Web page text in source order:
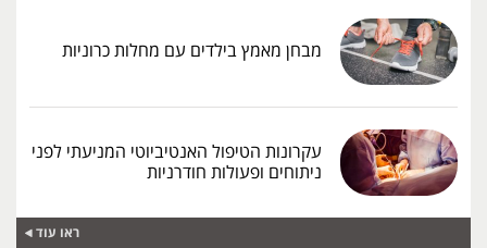
מבחן מאמץ בילדים עם מחלות כרוניות
עקרונות הטיפול האנטיביוטי המניעתי לפני
ניתוחים ופעולות חודרניות
ראו עוד